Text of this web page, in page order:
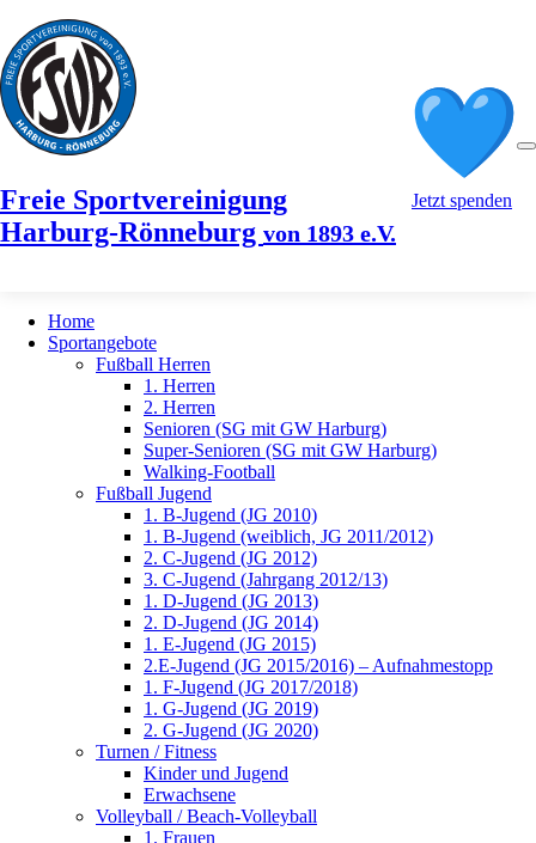
Freie Sportvereinigung
Harburg-Rönneburg von 1893 e.V.
Jetzt spenden
Home
Sportangebote
Fußball Herren
1. Herren
2. Herren
Senioren (SG mit GW Harburg)
Super-Senioren (SG mit GW Harburg)
Walking-Football
Fußball Jugend
1. B-Jugend (JG 2010)
1. B-Jugend (weiblich, JG 2011/2012)
2. C-Jugend (JG 2012)
3. C-Jugend (Jahrgang 2012/13)
1. D-Jugend (JG 2013)
2. D-Jugend (JG 2014)
1. E-Jugend (JG 2015)
2.E-Jugend (JG 2015/2016) – Aufnahmestopp
1. F-Jugend (JG 2017/2018)
1. G-Jugend (JG 2019)
2. G-Jugend (JG 2020)
Turnen / Fitness
Kinder und Jugend
Erwachsene
Volleyball / Beach-Volleyball
1. Frauen